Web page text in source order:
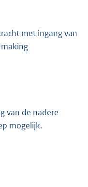
met ingang van
van de nadere
mogelijk.